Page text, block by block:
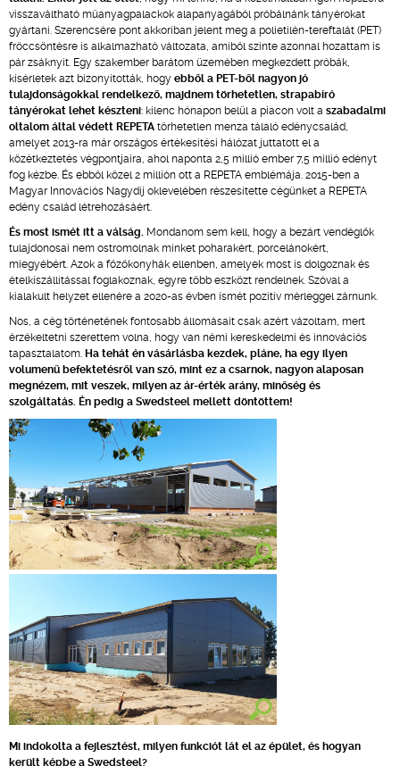
visszaváltható műanyagpalackok alapanyagából próbálnánk tányérokat
gyártani. Szerencsére pont akkoriban jelent meg a polietilén-tereftalát (PET)
fröccsöntésre is alkalmazható változata, amiből szinte azonnal hozattam is
pár zsáknyit. Egy szakember barátom üzemében megkezdett próbák,
kísérletek azt bizonyították, hogy ebből a PET-ből nagyon jó
tulajdonságokkal rendelkező, majdnem törhetetlen, strapabíró
tányérokat lehet készteni: kilenc hónapon belül a piacon volt a szabadalmi
oltalom által védett REPETA törhetetlen menza tálaló edénycsalád,
amelyet 2013-ra már országos értékesítési hálózat juttatott el a
közétkeztetés végpontjaira, ahol naponta 2,5 millió ember 7,5 millió edényt
fog kézbe. És ebből közel 2 millión ott a REPETA emblémája. 2015-ben a
Magyar Innovációs Nagydíj oklevelében részesítette cégünket a REPETA
edény család létrehozásáért.
És most ismét itt a válság. Mondanom sem kell, hogy a bezárt vendéglők
tulajdonosai nem ostromolnak minket poharakért, porcelánokért,
miegyébért. Azok a főzőkonyhák ellenben, amelyek most is dolgoznak és
ételkiszállítással foglakoznak, egyre több eszközt rendelnek. Szóval a
kialakult helyzet ellenére a 2020-as évben ismét pozitív mérleggel zárnunk.
Nos, a cég történetének fontosabb állomásait csak azért vázoltam, mert
érzékeltetni szerettem volna, hogy van némi kereskedelmi és innovációs
tapasztalatom. Ha tehát én vásárlásba kezdek, pláne, ha egy ilyen
volumenű befektetésről van szó, mint ez a csarnok, nagyon alaposan
megnézem, mit veszek, milyen az ár-érték arány, minőség és
szolgáltatás. Én pedig a Swedsteel mellett döntöttem!
Mi indokolta a fejlesztést, milyen funkciót lát el az épület, és hogyan
került képbe a Swedsteel?